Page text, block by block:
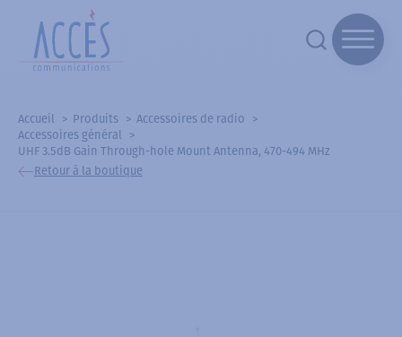
Accueil Produits
Accessoires de radio
Accessoires général
UHF 3.5dB Gain Through-hole Mount Antenna, 470-494 MHz
Retour à la boutique